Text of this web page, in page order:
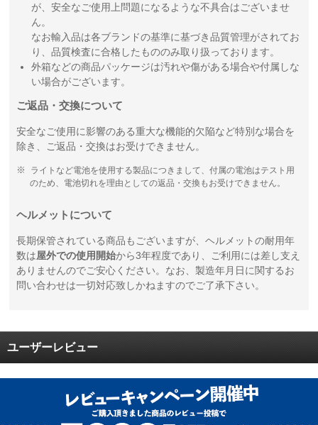
が、安全なご使用上問題になるような不具合はございませ
ん。
なお輸入品は各ブランドの基準に基づき品質管理がされてお
り、品質検査に合格したもののみ取り扱っております。
外箱などの商品パッケージは汚れや傷がある場合や付属しな
い場合がございます。
ご返品・交換について
安全なご使用に影響のある重大な機能的欠陥など特別な場合を
除き、ご返品・交換はお受けできません。
ライトなど電池を使用する製品につきまして、付属の電池はテスト用
のため、電池切れを理由としての返品・交換もお受けできません。
ヘルメットについて
長期保管されている商品もございますが、ヘルメットの耐用年
数は屋外での使用開始から3年程度であり、ご利用には差し支え
ありませんのでご安心ください。なお、製造年月日に関するお
問い合わせは一切対応致しかねますのでご了承下さい。
ユーザーレビュー